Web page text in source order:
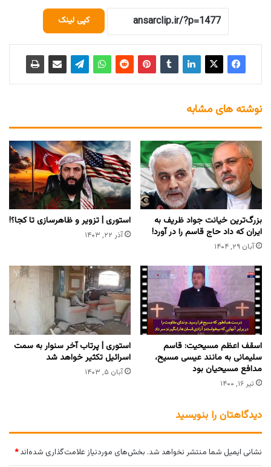
کپی لینک
نوشته های مشابه
بزرگ‌ترین خیانت جواد ظریف به
ایران که داد حاج قاسم را در آورد!
آبان ۲۹, ۱۴۰۴
استوری | تزویر و ظاهرسازی تا کجا؟!
آذر ۲۲, ۱۴۰۳
اسقف اعظم مسیحیت: قاسم
سلیمانی به مانند عیسی مسیح،
مدافع مسیحیان بود
تیر ۱۶, ۱۴۰۰
استوری | پرتاب آخر سنوار به سمت
اسرائیل تکثیر خواهد شد
آبان ۵, ۱۴۰۳
دیدگاهتان را بنویسید
نشانی ایمیل شما منتشر نخواهد شد. بخش‌های موردنیاز علامت‌گذاری شده‌اند*